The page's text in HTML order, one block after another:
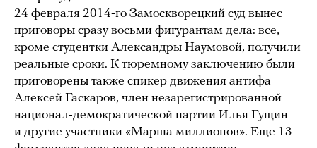
24 февраля 2014-го Замоскворецкий суд вынес
приговоры сразу восьми фигурантам дела: все,
кроме студентки Александры Наумовой, получили
реальные сроки. К тюремному заключению были
приговорены также спикер движения антифа
Алексей Гаскаров, член незарегистрированной
национал-демократической партии Илья Гущин
и другие участники «Марша миллионов». Еще 13